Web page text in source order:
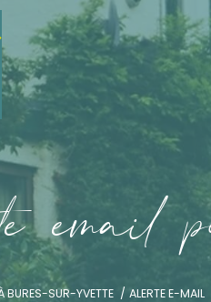
e emai p
BURES-SUR-YVETTE ALERTE E-MAIL